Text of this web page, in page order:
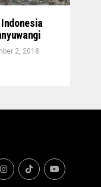
2, 2018